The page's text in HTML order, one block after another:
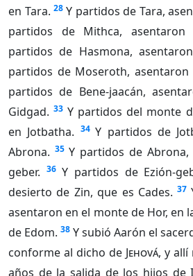
en Tara. 28 Y partidos de Tara,
partidos de Mithca, asentaron
partidos de Hasmona,
partidos de Moseroth, asentaron
partidos de Bene-jaacán,
Gidgad. 33 Y partidos del monte
en Jotbatha. 34 Y partidos de
Abrona. 35 Y partidos de
geber. 36 Y partidos de Ezión-
desierto de Zin, que es Cades. 37
asentaron en el monte de Hor, en
de Edom. 38 Y subió Aarón el
conforme al dicho de Jehová, y allí
años de la salida de los hijos de